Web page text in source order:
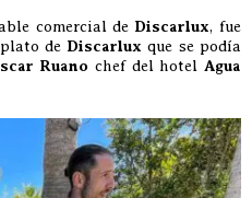
comercial de Discarlux, fue
de Discarlux que se podía
Ruano chef del hotel Agua